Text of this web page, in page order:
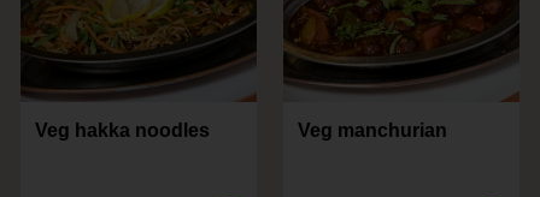
Veg hakka noodles Veg manchurian